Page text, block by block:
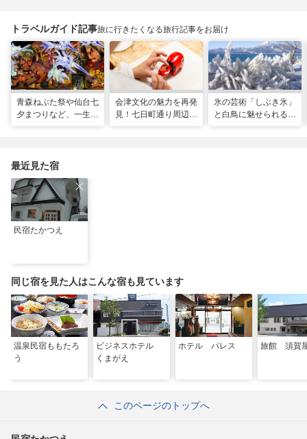
トラベルガイド記事旅に行きたくなる旅行記事をお届け
青森ねぶた祭や仙台七
夕まつりなど、一生に
会津文化の魅力を再発
見！七日町通り周辺の
氷の芸術「しぶき氷」
と白鳥に魅せられる！
最近見た宿
民宿たかつえ
同じ宿を見た人はこんな宿も見ています
温泉民宿ももたろ
う
ビジネスホテル
くまがえ
ホテル パレス 旅館 須賀
このページのトップへ